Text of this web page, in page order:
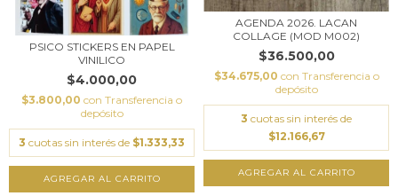
PSICO STICKERS EN PAPEL
VINILICO
$4.000,00
$3.800,00 con Transferencia o
depósito
3 cuotas sin interés de $1.333,33
AGENDA 2026. LACAN
COLLAGE (MOD M002)
$36.500,00
$34.675,00 con Transferencia o
depósito
3 cuotas sin interés de
$12.166,67